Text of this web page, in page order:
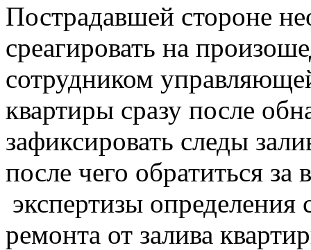
Пострадавшей стороне
среагировать на
сотрудником
квартиры сразу после
зафиксировать следы
после чего обратиться
экспертизы определения
ремонта от залива